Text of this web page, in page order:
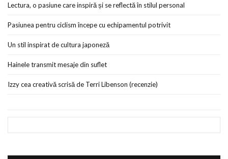
Lectura, o pasiune care inspiră și se reflectă în stilul personal
Pasiunea pentru ciclism începe cu echipamentul potrivit
Un stil inspirat de cultura japoneză
Hainele transmit mesaje din suflet
Izzy cea creativă scrisă de Terri Libenson (recenzie)